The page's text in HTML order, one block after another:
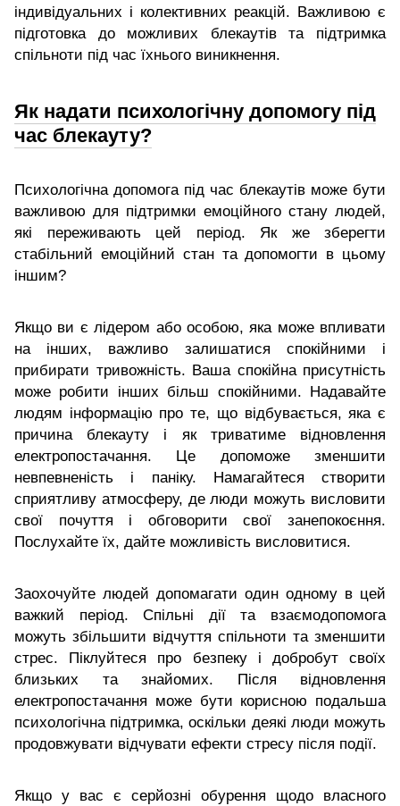
індивідуальних і колективних реакцій. Важливою є
підготовка до можливих блекаутів та підтримка
спільноти під час їхнього виникнення.
Як надати психологічну допомогу під
час блекауту?
Психологічна допомога під час блекаутів може бути
важливою для підтримки емоційного стану людей,
які переживають цей період. Як же зберегти
стабільний емоційний стан та допомогти в цьому
іншим?
Якщо ви є лідером або особою, яка може впливати
на інших, важливо залишатися спокійними і
прибирати тривожність. Ваша спокійна присутність
може робити інших більш спокійними. Надавайте
людям інформацію про те, що відбувається, яка є
причина блекауту і як триватиме відновлення
електропостачання. Це допоможе зменшити
невпевненість і паніку. Намагайтеся створити
сприятливу атмосферу, де люди можуть висловити
свої почуття і обговорити свої занепокоєння.
Послухайте їх, дайте можливість висловитися.
Заохочуйте людей допомагати один одному в цей
важкий період. Спільні дії та взаємодопомога
можуть збільшити відчуття спільноти та зменшити
стрес. Піклуйтеся про безпеку і добробут своїх
близьких та знайомих. Після відновлення
електропостачання може бути корисною подальша
психологічна підтримка, оскільки деякі люди можуть
продовжувати відчувати ефекти стресу після події.
Якщо у вас є серйозні обурення щодо власного